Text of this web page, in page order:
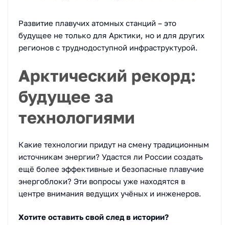
Развитие плавучих атомных станций – это
будущее не только для Арктики, но и для других
регионов с труднодоступной инфраструктурой.
Арктический рекорд:
будущее за
технологиями
Какие технологии придут на смену традиционным
источникам энергии? Удастся ли России создать
ещё более эффективные и безопасные плавучие
энергоблоки? Эти вопросы уже находятся в
центре внимания ведущих учёных и инженеров.
Хотите оставить свой след в истории?